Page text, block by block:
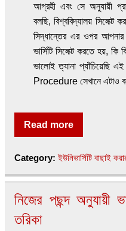
আগ্রহী এবং সে অনুযায়ী
বলছি, বিশ্ববিদ্যালয় সিলেক্ট
সিদ্ধান্তের এর ওপর আপনার
ভার্সিটি সিলেক্ট করতে হয়,
ভালোই ত্যানা
Procedure সেখানে এটাও
Read more
Category:ইউনিভার্সিটি বাছাই
নিজের পছন্দ অনুযায়ী
তরিকা